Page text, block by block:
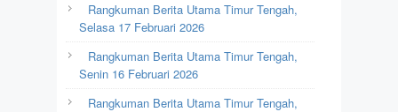
Rangkuman Berita Utama Timur Tengah,
Selasa 17 Februari 2026
Rangkuman Berita Utama Timur Tengah,
Senin 16 Februari 2026
Rangkuman Berita Utama Timur Tengah,